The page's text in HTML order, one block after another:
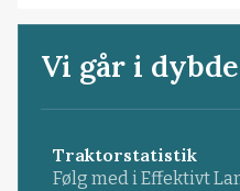
Vi går i
Traktorstatistik
Følg med i Effektivt